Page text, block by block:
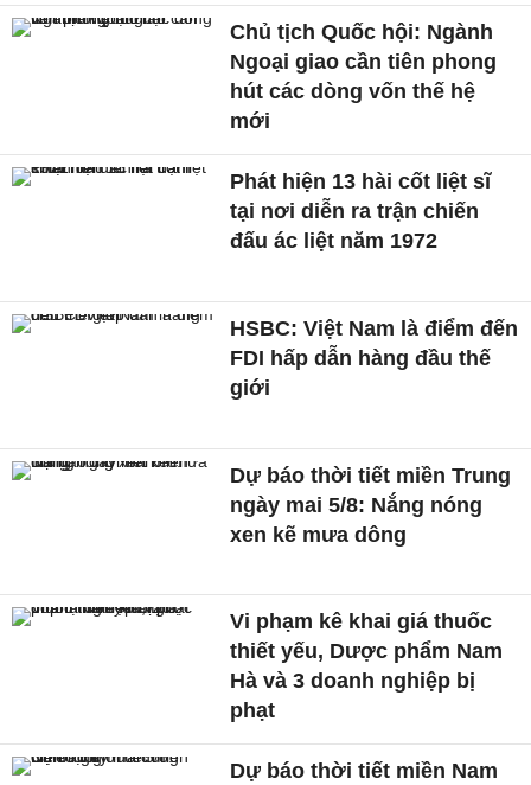
Chủ tịch Quốc hội: Ngành
Ngoại giao cần tiên phong
hút các dòng vốn thế hệ
mới
Phát hiện 13 hài cốt liệt sĩ
tại nơi diễn ra trận chiến
đấu ác liệt năm 1972
HSBC: Việt Nam là điểm đến
FDI hấp dẫn hàng đầu thế
giới
Dự báo thời tiết miền Trung
ngày mai 5/8: Nắng nóng
xen kẽ mưa dông
Vi phạm kê khai giá thuốc
thiết yếu, Dược phẩm Nam
Hà và 3 doanh nghiệp bị
phạt
Dự báo thời tiết miền Nam